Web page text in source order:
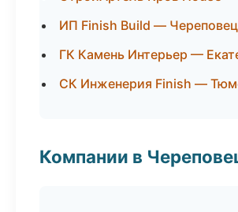
ИП Finish Build — Череповец
ГК Камень Интерьер —
СК Инженерия Finish —
Компании в